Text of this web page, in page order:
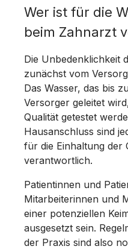
Wer ist für die
beim Zahnarzt
Die Unbedenklichkeit
zunächst vom
Das Wasser, das bis
Versorger geleitet
Qualität getestet
Hausanschluss sind
für die Einhaltung der
verantwortlich.
Patientinnen und
Mitarbeiterinnen und
einer potenziellen
ausgesetzt sein.
der Praxis sind also